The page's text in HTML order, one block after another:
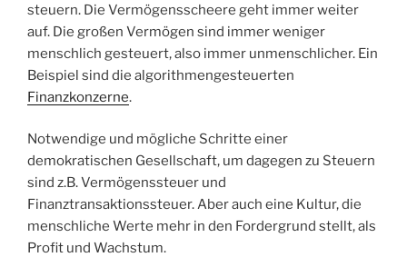
steuern. Die Vermögensscheere geht immer weiter
auf. Die großen Vermögen sind immer weniger
menschlich gesteuert, also immer unmenschlicher. Ein
Beispiel sind die algorithmengesteuerten
Finanzkonzerne.
Notwendige und mögliche Schritte einer
demokratischen Gesellschaft, um dagegen zu Steuern
sind z.B. Vermögenssteuer und
Finanztransaktionssteuer. Aber auch eine Kultur, die
menschliche Werte mehr in den Fordergrund stellt, als
Profit und Wachstum.